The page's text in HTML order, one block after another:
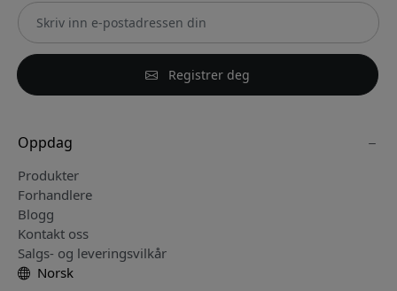
Registrer deg
Oppdag
Produkter
Forhandlere
Blogg
Kontakt oss
Salgs- og leveringsvilkår
Norsk